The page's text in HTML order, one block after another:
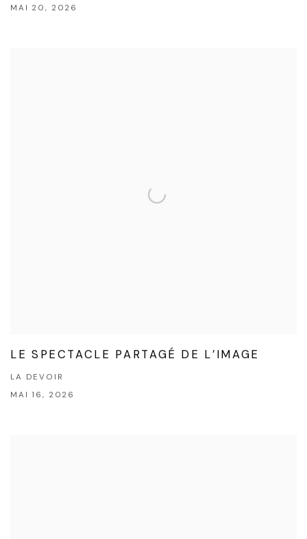
MAI 20, 2026
LE SPECTACLE PARTAGÉ DE L’IMAGE
LA DEVOIR
MAI 16, 2026